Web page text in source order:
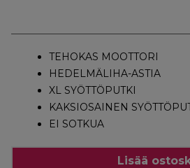
TEHOKAS MOOTTORI
HEDELMÄLIHA-ASTIA
XL SYÖTTÖPUTKI
KAKSIOSAINEN
EI SOTKUA
Lisää